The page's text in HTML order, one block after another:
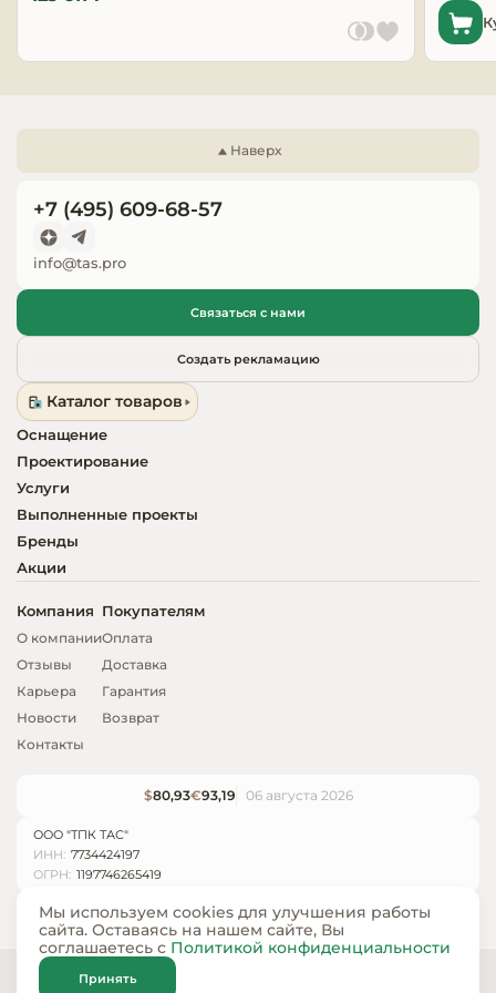
Запчасти для
Наверх
+7 (495) 609-68-57
info@tas.pro
Связаться с нами
Создать рекламацию
Каталог товаров
Оснащение
Проектирование
Услуги
Выполненные проекты
Бренды
Акции
Компания
О компании
Отзывы
Карьера
Новости
Контакты
Покупателям
Оплата
Доставка
Гарантия
Возврат
$80,93€93,19 06 августа 2026
ООО "ТПК ТАС"
ИНН: 7734424197
ОГРН: 1197746265419
© ООО «ТПК ТАС» 2024 — 2026
Карта сайта
Мы используем cookies для улучшения работы
сайта. Оставаясь на нашем сайте, Вы
соглашаетесь с Политикой конфиденциальности
Принять